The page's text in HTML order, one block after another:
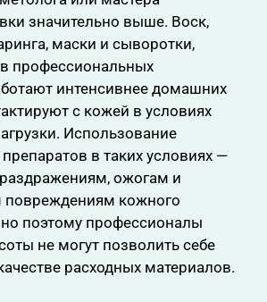
значительно выше. Воск,
маски и сыворотки,
профессиональных
интенсивнее домашних
с кожей в условиях
Использование
в таких условиях —
ожогам и
кожного
поэтому профессионалы
не могут позволить себе
расходных материалов.